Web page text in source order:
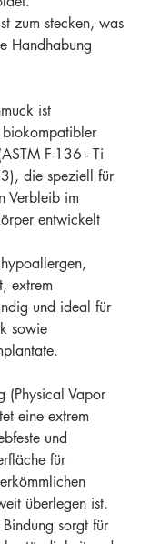
zum stecken, was
Handhabung
ist
biokompatibler
F-136 - Ti
die speziell für
Verbleib im
entwickelt
extrem
und ideal für
sowie
(Physical Vapor
eine extrem
und
für
überlegen ist.
sorgt für